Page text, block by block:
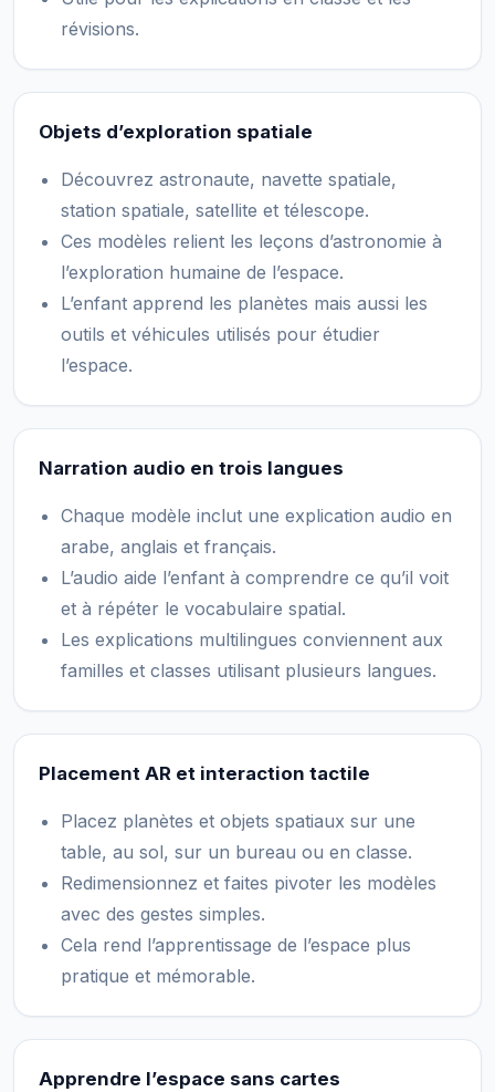
révisions.
Objets d’exploration spatiale
Découvrez astronaute, navette spatiale,
station spatiale, satellite et télescope.
Ces modèles relient les leçons d’astronomie à
l’exploration humaine de l’espace.
L’enfant apprend les planètes mais aussi les
outils et véhicules utilisés pour étudier
l’espace.
Narration audio en trois langues
Chaque modèle inclut une explication audio en
arabe, anglais et français.
L’audio aide l’enfant à comprendre ce qu’il voit
et à répéter le vocabulaire spatial.
Les explications multilingues conviennent aux
familles et classes utilisant plusieurs langues.
Placement AR et interaction tactile
Placez planètes et objets spatiaux sur une
table, au sol, sur un bureau ou en classe.
Redimensionnez et faites pivoter les modèles
avec des gestes simples.
Cela rend l’apprentissage de l’espace plus
pratique et mémorable.
Apprendre l’espace sans cartes